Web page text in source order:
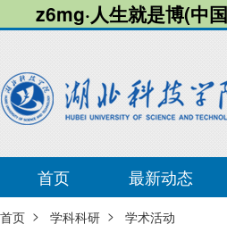
z6mg·人生就是博(中
首页 最新动态
首页 > 学科科研 > 学术活动